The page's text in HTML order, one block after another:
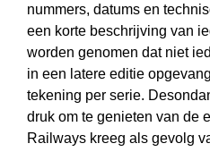
nummers, datums en
een korte beschrijving van
worden genomen dat niet
in een latere editie
tekening per serie.
druk om te genieten van de
Railways kreeg als gevolg